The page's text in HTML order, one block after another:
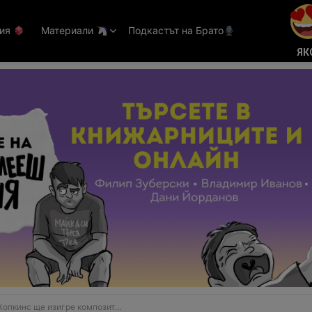
Материали Подкастът на Брато
ще изигре композитора Хендел